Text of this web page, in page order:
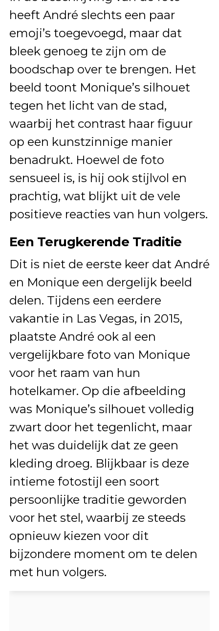
heeft André slechts een paar
emoji’s toegevoegd, maar dat
bleek genoeg te zijn om de
boodschap over te brengen. Het
beeld toont Monique’s silhouet
tegen het licht van de stad,
waarbij het contrast haar figuur
op een kunstzinnige manier
benadrukt. Hoewel de foto
sensueel is, is hij ook stijlvol en
prachtig, wat blijkt uit de vele
positieve reacties van hun volgers.
Een Terugkerende Traditie
Dit is niet de eerste keer dat André
en Monique een dergelijk beeld
delen. Tijdens een eerdere
vakantie in Las Vegas, in 2015,
plaatste André ook al een
vergelijkbare foto van Monique
voor het raam van hun
hotelkamer. Op die afbeelding
was Monique’s silhouet volledig
zwart door het tegenlicht, maar
het was duidelijk dat ze geen
kleding droeg. Blijkbaar is deze
intieme fotostijl een soort
persoonlijke traditie geworden
voor het stel, waarbij ze steeds
opnieuw kiezen voor dit
bijzondere moment om te delen
met hun volgers.